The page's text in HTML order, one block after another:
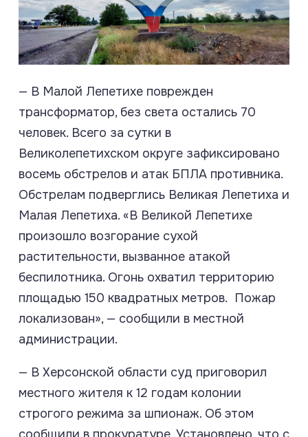
— В Малой Лепетихе поврежден
трансформатор, без света остались 70
человек. Всего за сутки в
Великолепетихском округе зафиксировано
восемь обстрелов и атак БПЛА противника.
Обстрелам подверглись Великая Лепетиха и
Малая Лепетиха. «В Великой Лепетихе
произошло возгорание сухой
растительности, вызванное атакой
беспилотника. Огонь охватил территорию
площадью 150 квадратных метров. Пожар
локализован», — сообщили в местной
администрации.
— В Херсонской области суд приговорил
местного жителя к 12 годам колонии
строгого режима за шпионаж. Об этом
сообщили в прокуратуре. Установлено, что с